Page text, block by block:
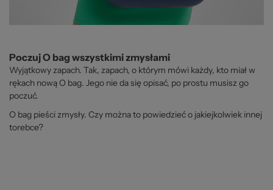
Poczuj O bag wszystkimi zmysłami
Wyjątkowy zapach. Tak, zapach, o którym mówi każdy, kto miał w
rękach nową O bag. Jego nie da się opisać, po prostu musisz go
poczuć.
O bag pieści zmysły. Czy można to powiedzieć o jakiejkolwiek innej
torebce?